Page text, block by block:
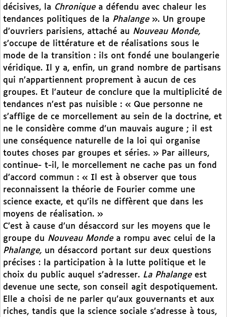
décisives, la Chroniquea défendu avec chaleur les
tendances politiques de la Phalange». Un groupe
d’ouvriers parisiens, attaché au Nouveau Monde,
s’occupe de littérature et de réalisations sous le
mode de la transition : ils ont fondé une boulangerie
véridique. Il y a, enfin, un grand nombre de partisans
qui n’appartiennent proprement à aucun de ces
groupes. Et l’auteur de conclure que la multiplicité de
tendances n’est pas nuisible : « Que personne ne
s’afflige de ce morcellement au sein de la doctrine, et
ne le considère comme d’un mauvais augure ; il est
une conséquence naturelle de la loi qui organise
toutes choses par groupes et séries. » Par ailleurs,
continue- t-il, le morcellement ne cache pas un fond
d’accord commun : « Il est à observer que tous
reconnaissent la théorie de Fourier comme une
science exacte, et qu’ils ne diffèrent que dans les
moyens de réalisation. »
C’est à cause d’un désaccord sur les moyens que le
groupe du Nouveau Mondea rompu avec celui de la
Phalange, un désaccord portant sur deux questions
précises : la participation à la lutte politique et le
choix du public auquel s’adresser. La Phalangeest
devenue une secte, son conseil agit despotiquement.
Elle a choisi de ne parler qu’aux gouvernants et aux
riches, tandis que la science sociale s’adresse à tous,